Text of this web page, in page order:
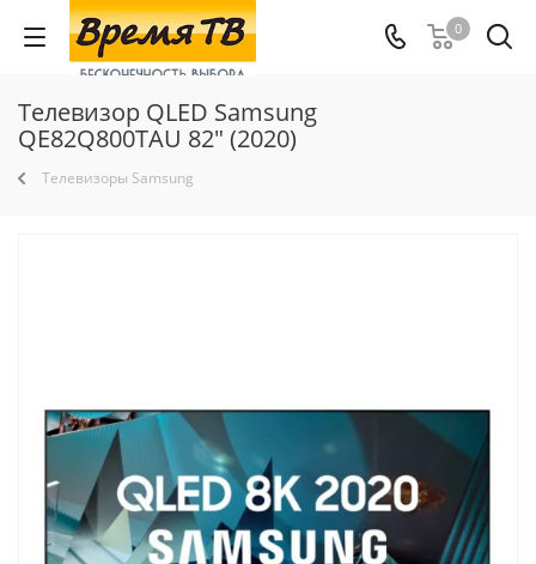
0
Телевизор QLED Samsung
QE82Q800TAU 82" (2020)
Телевизоры Samsung